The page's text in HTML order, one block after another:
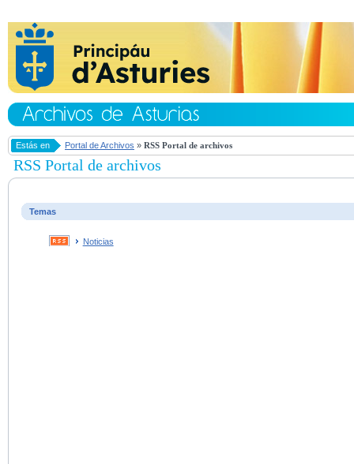
Estás en Portal de Archivos » RSS Portal de archivos
RSS Portal de archivos
Temas
Noticias